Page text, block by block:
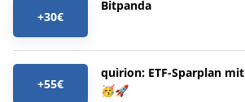
+30€
Bitpanda
+55€
quirion: ETF-Sparplan mit
🥳🚀